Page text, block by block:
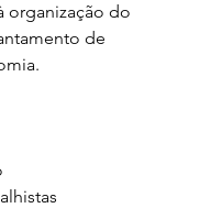
organização do
de